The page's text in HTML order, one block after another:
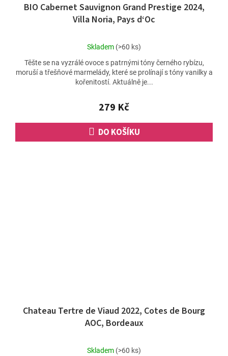
BIO Cabernet Sauvignon Grand Prestige 2024,
Villa Noria, Pays d‘Oc
Průměrné
produktu
je
4,8
5
hvězdiček.
Skladem (>60 ks)
279 Kč
DO KOŠÍKU
Těšte se na vyzrálé ovoce s patrnými tóny černého rybízu,
moruší a třešňové marmelády, které se prolínají s tóny vanilky a
kořenitostí. Aktuálně je...
Chateau Tertre de Viaud 2022, Cotes de Bourg
AOC, Bordeaux
Průměrné
Skladem (>60 ks)